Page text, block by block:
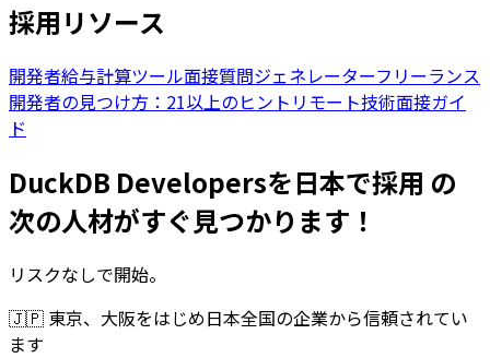
採用リソース
開発者給与計算ツール面接質問ジェネレーターフリーランス
開発者の見つけ方：21以上のヒント リモート技術面接ガイ
ド
DuckDB Developersを日本で採用 の
次の人材がすぐ見つかります！
リスクなしで開始。
🇯🇵 東京、大阪をはじめ日本全国の企業から信頼されてい
ます